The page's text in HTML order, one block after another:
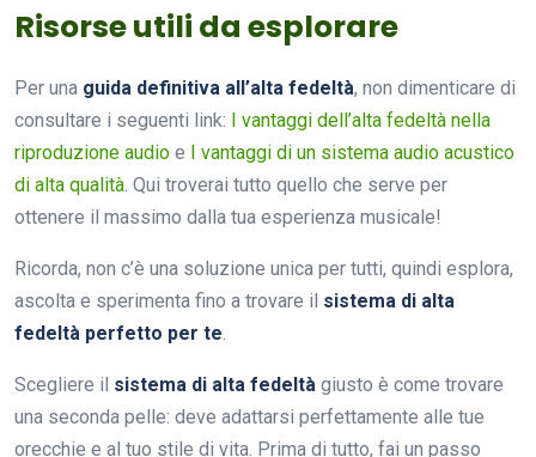
Risorse utili da esplorare
Per una guida definitiva all’alta fedeltà, non dimenticare di
consultare i seguenti link: I vantaggi dell’alta fedeltà nella
riproduzione audio e I vantaggi di un sistema audio acustico
di alta qualità. Qui troverai tutto quello che serve per
ottenere il massimo dalla tua esperienza musicale!
Ricorda, non c’è una soluzione unica per tutti, quindi esplora,
ascolta e sperimenta fino a trovare il sistema di alta
fedeltà perfetto per te.
Scegliere il sistema di alta fedeltà giusto è come trovare
una seconda pelle: deve adattarsi perfettamente alle tue
orecchie e al tuo stile di vita. Prima di tutto, fai un passo